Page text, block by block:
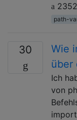
2352
path-
30
Wie
über
Ich
von